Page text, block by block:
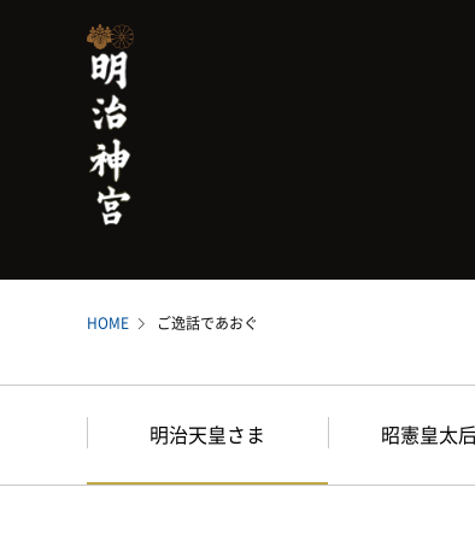
HOME ご逸話であおぐ
明治天皇さま 昭憲皇太